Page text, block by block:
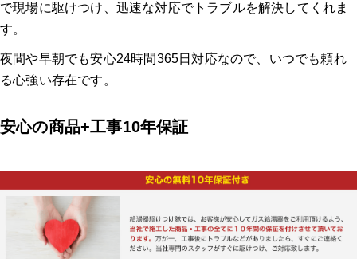
で現場に駆けつけ、迅速な対応でトラブルを解決してくれま
す。
夜間や早朝でも安心24時間365日対応なので、いつでも頼れ
る心強い存在です。
安心の商品+工事10年保証